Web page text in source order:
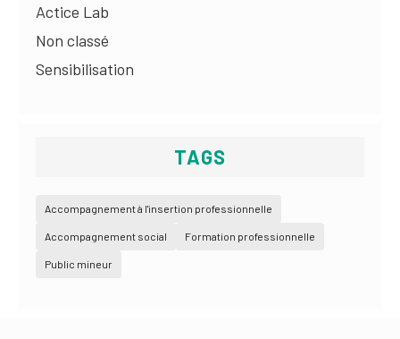
Actice Lab
Non classé
Sensibilisation
TAGS
Accompagnement à l'insertion professionnelle
Accompagnement social Formation professionnelle
Public mineur